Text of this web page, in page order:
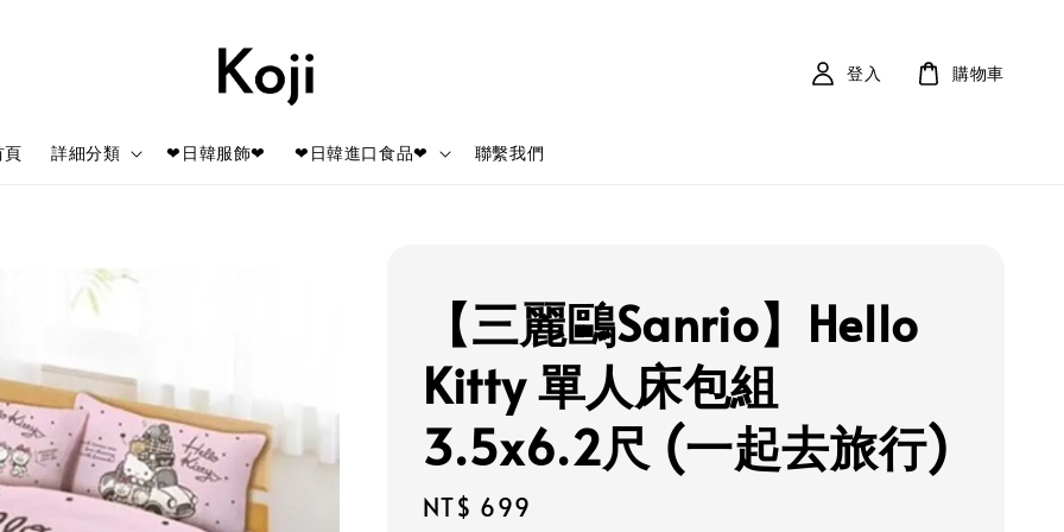
頁 詳細分類 ❤日韓服飾❤ ❤日韓進口食品❤ 聯繫我們
登入 購物車
【三麗鷗Sanrio】Hello
Kitty 單人床包組
3.5x6.2尺 (一起去旅行)
Regular
NT$ 699